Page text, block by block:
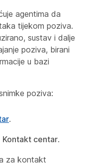
agentima da
tijekom poziva.
sustav i dalje
poziva, birani
u bazi
poziva:
.
Kontakt centar.
za kontakt